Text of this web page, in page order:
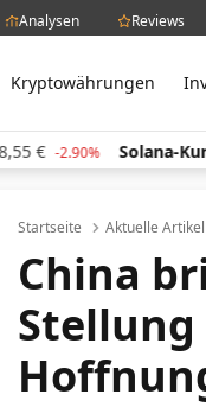
Analysen Reviews
Kryptowährungen
€ -2.90% Solana-Kurs
Startseite Aktuelle
China